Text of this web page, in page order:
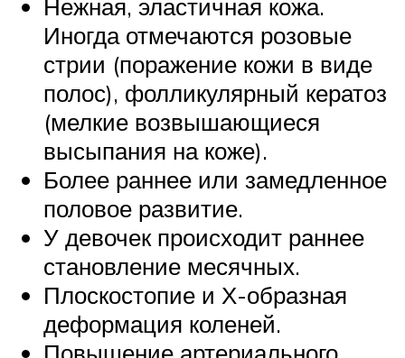
Нежная, эластичная кожа.
Иногда отмечаются розовые
стрии (поражение кожи в виде
полос), фолликулярный кератоз
(мелкие возвышающиеся
высыпания на коже).
Более раннее или замедленное
половое развитие.
У девочек происходит раннее
становление месячных.
Плоскостопие и Х-образная
деформация коленей.